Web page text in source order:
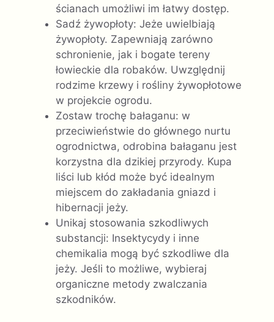
ścianach umożliwi im łatwy dostęp.
Sadź żywopłoty: Jeże uwielbiają
żywopłoty. Zapewniają zarówno
schronienie, jak i bogate tereny
łowieckie dla robaków. Uwzględnij
rodzime krzewy i rośliny żywopłotowe
w projekcie ogrodu.
Zostaw trochę bałaganu: w
przeciwieństwie do głównego nurtu
ogrodnictwa, odrobina bałaganu jest
korzystna dla dzikiej przyrody. Kupa
liści lub kłód może być idealnym
miejscem do zakładania gniazd i
hibernacji jeży.
Unikaj stosowania szkodliwych
substancji: Insektycydy i inne
chemikalia mogą być szkodliwe dla
jeży. Jeśli to możliwe, wybieraj
organiczne metody zwalczania
szkodników.